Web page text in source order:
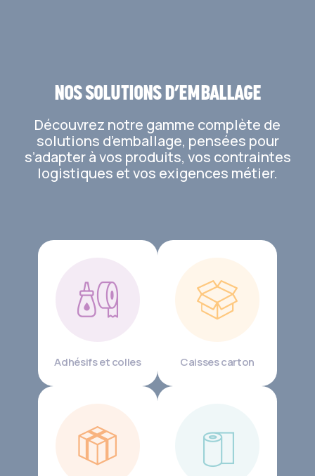
NOS SOLUTIONS D’EMBALLAGE
Découvrez notre gamme complète de
solutions d’emballage, pensées pour
s’adapter à vos produits, vos contraintes
logistiques et vos exigences métier.
Adhésifs et colles Caisses carton